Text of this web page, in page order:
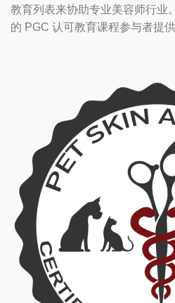
教育列表来协助专业美容师行业
的 PGC 认可教育课程参与者提供